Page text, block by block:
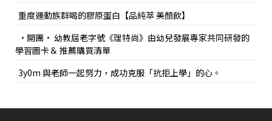
重度運動族群喝的膠原蛋白【品純萃 美顏飲】
•開團• 幼教屆老字號《理特尚》由幼兒發展專家共同研發的
學習圖卡＆ 推薦購買清單
3y0m 與老師一起努力，成功克服「抗拒上學」的心。